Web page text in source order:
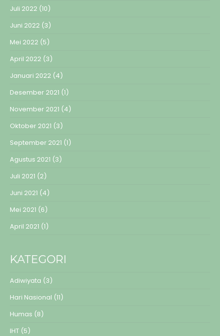
Juli 2022 (10)
Juni 2022 (3)
Mei 2022 (5)
April 2022 (3)
Januari 2022 (4)
Desember 2021 (1)
November 2021 (4)
Oktober 2021 (3)
September 2021 (1)
Agustus 2021 (3)
Juli 2021 (2)
Juni 2021 (4)
Mei 2021 (6)
April 2021 (1)
KATEGORI
Adiwiyata (3)
Hari Nasional (11)
Humas (8)
IHT (5)